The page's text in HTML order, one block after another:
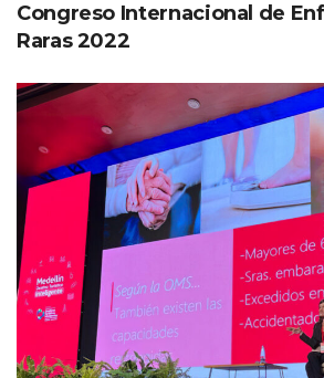
Congreso Internacional de
Raras 2022